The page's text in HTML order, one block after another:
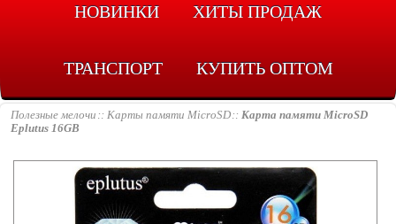
НОВИНКИ ХИТЫ ПРОДАЖ
ТРАНСПОРТ КУПИТЬ ОПТОМ
Полезные мелочи Карты памяти MicroSD
Карта памяти MicroSD
Eplutus 16GB